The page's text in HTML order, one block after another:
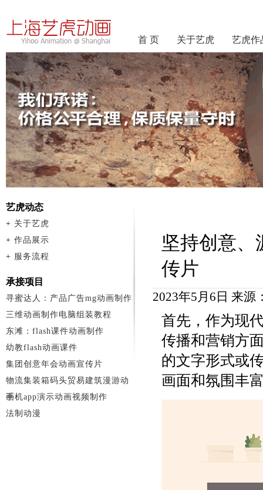
首 页 关于艺虎 艺虎作
坚持创意、
传片
2023年5月6日 来源
首先，作为现
传播和营销方
的文字形式或
画面和氛围丰
艺虎动态
+ 关于艺虎
+ 作品展示
+ 服务流程
承接项目
寻蜜达人：产品广告mg动画制作
三维动画制作电脑组装教程
东滩：flash课件动画制作
幼教flash动画课件
集团创意年会动画宣传片
物流集装箱码头贸易建筑漫游动
画
手机app演示动画视频制作
法制动漫